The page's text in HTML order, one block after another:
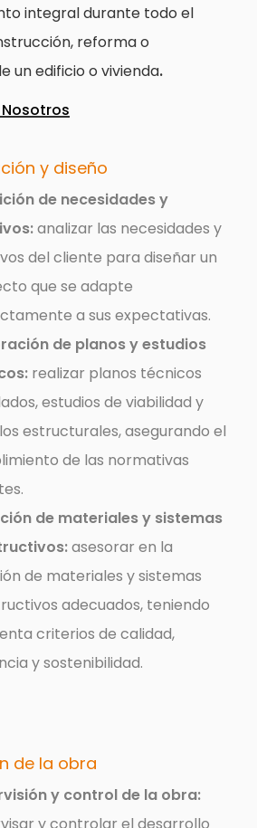
integral durante todo el
reforma o
un edificio o vivienda.
y diseño
de necesidades y
analizar las necesidades y
del cliente para diseñar un
que se adapte
a sus expectativas.
de planos y estudios
realizar planos técnicos
estudios de viabilidad y
estructurales, asegurando el
de las normativas
de materiales y sistemas
asesorar en la
de materiales y sistemas
adecuados, teniendo
criterios de calidad,
y sostenibilidad.
de la obra
y control de la obra:
y controlar el desarrollo